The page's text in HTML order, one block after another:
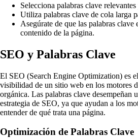
Selecciona palabras clave
Utiliza palabras clave de cola larga
Asegúrate de que las palabras clave
contenido de la página.
SEO y Palabras Clave
El SEO (Search Engine Optimization) es
visibilidad de un sitio web en los motores
orgánica. Las palabras clave desempeñan
estrategia de SEO, ya que ayudan a los
entender de qué trata una página.
Optimización de Palabras Clave